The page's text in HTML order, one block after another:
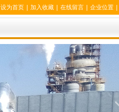
设为首页 加入收藏 在线留言 企业位置